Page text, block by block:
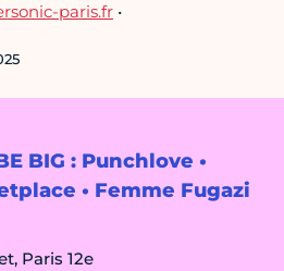
BIG : Punchlove •
• Femme Fugazi
Paris 12e
paris.fr •